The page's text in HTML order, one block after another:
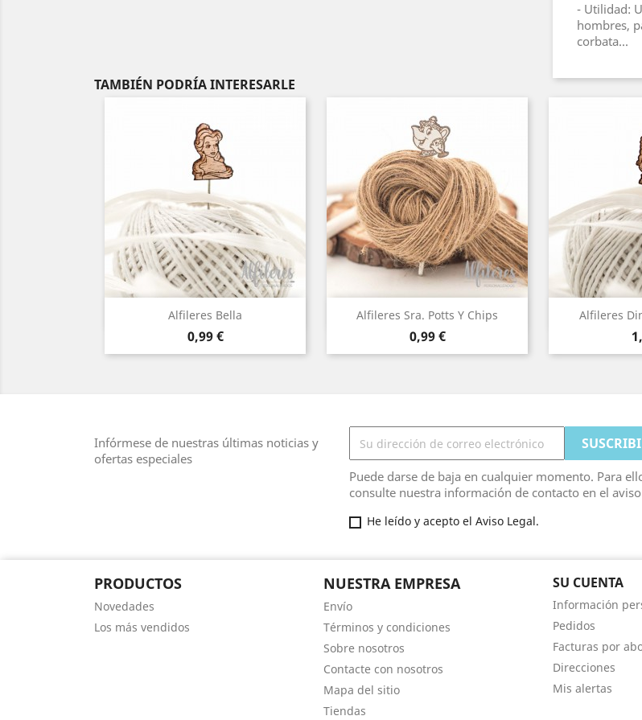
- Utilidad:
hombres,
corbata...
TAMBIÉN PODRÍA INTERESARLE
Alfileres Bella
Precio
0,99 €
Vista rápida Alfileres Sra. Potts Y Chips
Precio
0,99 €
Vista rápida Alfileres

Infórmese de nuestras últimas noticias y
ofertas especiales
Puede darse de baja en cualquier momento. Para
consulte nuestra información de contacto en el
He leído y acepto el Aviso Legal.
PRODUCTOS
Novedades
Los más vendidos
NUESTRA EMPRESA
Envío
Términos y condiciones
Sobre nosotros
Contacte con nosotros
Mapa del sitio
Tiendas
SU CUENTA
Información
Pedidos
Facturas por
Direcciones
Mis alertas